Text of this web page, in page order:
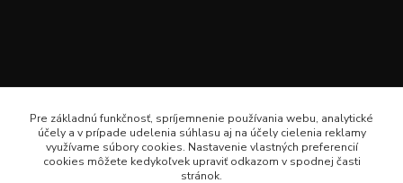
Pre základnú funkčnosť, spríjemnenie používania webu, analytické
účely a v prípade udelenia súhlasu aj na účely cielenia reklamy
využívame súbory cookies. Nastavenie vlastných preferencií
cookies môžete kedykoľvek upraviť odkazom v spodnej časti
stránok.